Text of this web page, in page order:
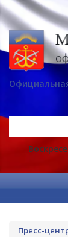
Пресс-